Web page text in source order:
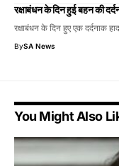
रक्षाबंधन के दिन हुई बहन की
रक्षाबंधन के दिन हुए एक दर्दनाक
BySA News
You Might Also